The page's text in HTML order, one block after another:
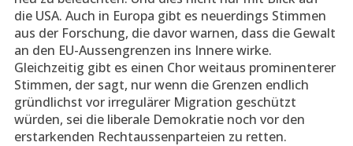
die USA. Auch in Europa gibt es neuerdings Stimmen
aus der Forschung, die davor warnen, dass die Gewalt
an den EU-Aussengrenzen ins Innere wirke.
Gleichzeitig gibt es einen Chor weitaus prominenterer
Stimmen, der sagt, nur wenn die Grenzen endlich
gründlichst vor irregulärer Migration geschützt
würden, sei die liberale Demokratie noch vor den
erstarkenden Rechtaussenparteien zu retten.